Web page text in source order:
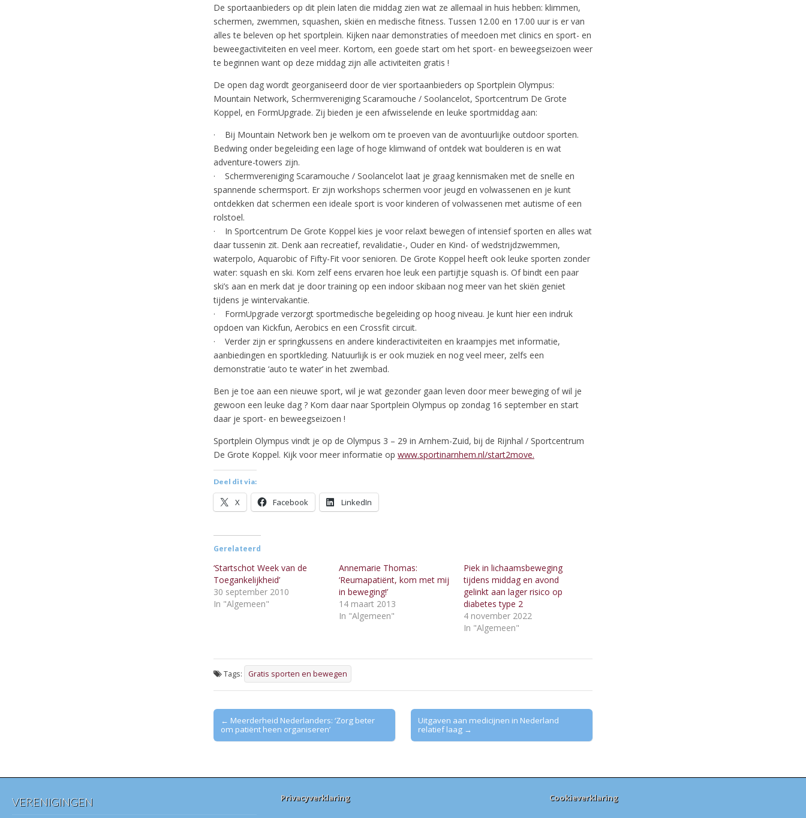
De sportaanbieders op dit plein laten die middag zien wat ze allemaal in huis hebben: klimmen,
schermen, zwemmen, squashen, skiën en medische fitness. Tussen 12.00 en 17.00 uur is er van
alles te beleven op het sportplein. Kijken naar demonstraties of meedoen met clinics en sport- en
beweegactiviteiten en veel meer. Kortom, een goede start om het sport- en beweegseizoen weer
te beginnen want op deze middag zijn alle activiteiten gratis !
De open dag wordt georganiseerd door de vier sportaanbieders op Sportplein Olympus:
Mountain Network, Schermvereniging Scaramouche / Soolancelot, Sportcentrum De Grote
Koppel, en FormUpgrade. Zij bieden je een afwisselende en leuke sportmiddag aan:
· Bij Mountain Network ben je welkom om te proeven van de avontuurlijke outdoor sporten.
Bedwing onder begeleiding een lage of hoge klimwand of ontdek wat boulderen is en wat
adventure-towers zijn.
· Schermvereniging Scaramouche / Soolancelot laat je graag kennismaken met de snelle en
spannende schermsport. Er zijn workshops schermen voor jeugd en volwassenen en je kunt
ontdekken dat schermen een ideale sport is voor kinderen of volwassenen met autisme of een
rolstoel.
· In Sportcentrum De Grote Koppel kies je voor relaxt bewegen of intensief sporten en alles wat
daar tussenin zit. Denk aan recreatief, revalidatie-, Ouder en Kind- of wedstrijdzwemmen,
waterpolo, Aquarobic of Fifty-Fit voor senioren. De Grote Koppel heeft ook leuke sporten zonder
water: squash en ski. Kom zelf eens ervaren hoe leuk een partijtje squash is. Of bindt een paar
ski’s aan en merk dat je door training op een indoor skibaan nog meer van het skiën geniet
tijdens je wintervakantie.
· FormUpgrade verzorgt sportmedische begeleiding op hoog niveau. Je kunt hier een indruk
opdoen van Kickfun, Aerobics en een Crossfit circuit.
· Verder zijn er springkussens en andere kinderactiviteiten en kraampjes met informatie,
aanbiedingen en sportkleding. Natuurlijk is er ook muziek en nog veel meer, zelfs een
demonstratie ‘auto te water’ in het zwembad.
Ben je toe aan een nieuwe sport, wil je wat gezonder gaan leven door meer beweging of wil je
gewoon een leuke dag ? Kom daar naar Sportplein Olympus op zondag 16 september en start
daar je sport- en beweegseizoen !
Sportplein Olympus vindt je op de Olympus 3 – 29 in Arnhem-Zuid, bij de Rijnhal / Sportcentrum
De Grote Koppel. Kijk voor meer informatie op www.sportinarnhem.nl/start2move.
Deel dit via:
X Facebook LinkedIn
Gerelateerd
‘Startschot Week van de
Toegankelijkheid’
30 september 2010
In "Algemeen"
Annemarie Thomas:
‘Reumapatiënt, kom met mij
in beweging!’
14 maart 2013
In "Algemeen"
Piek in lichaamsbeweging
tijdens middag en avond
gelinkt aan lager risico op
diabetes type 2
4 november 2022
In "Algemeen"
Tags: Gratis sporten en bewegen
Post
navigation
← Meerderheid Nederlanders: ‘Zorg beter
om patiënt heen organiseren’
Uitgaven aan medicijnen in Nederland
relatief laag →
VERENIGINGEN Privacyverklaring Cookieverklaring